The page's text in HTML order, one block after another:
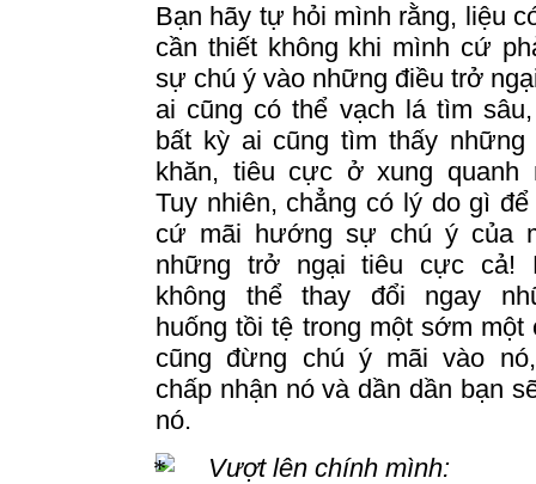
Bạn hãy tự hỏi mình rằng, liệu
cần thiết không khi mình cứ
sự chú ý vào những điều trở
ai cũng có thể vạch lá tìm
bất kỳ ai cũng tìm thấy những
khăn, tiêu cực ở xung quanh
Tuy nhiên, chẳng có lý do gì
cứ mãi hướng sự chú ý của
những trở ngại tiêu cực cả!
không thể thay đổi ngay
huống tồi tệ trong một sớm một
cũng đừng chú ý mãi vào
chấp nhận nó và dần dần bạn
nó.
Vượt lên chính mình: